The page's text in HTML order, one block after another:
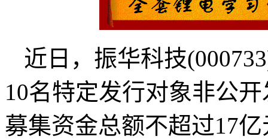
近日，振华科技
10名特定发行对象非公
募集资金总额不超过17